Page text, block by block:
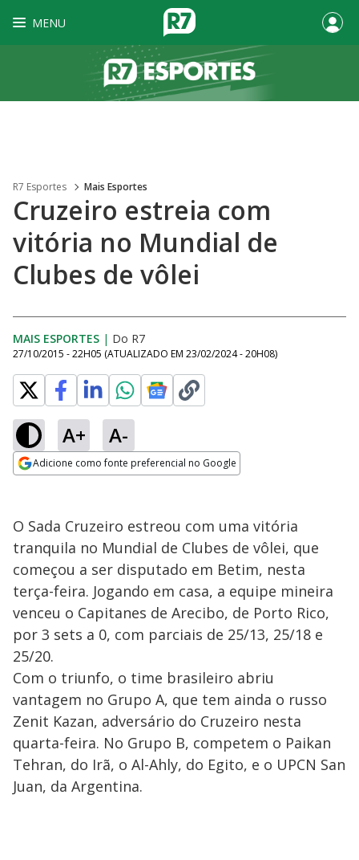
MENU
R7 Esportes Mais Esportes
Cruzeiro estreia com
vitória no Mundial de
Clubes de vôlei
MAIS ESPORTES | Do R7
27/10/2015 - 22H05 (ATUALIZADO EM 23/02/2024 - 20H08)
A+ A-
Adicione como fonte preferencial no Google
O Sada Cruzeiro estreou com uma vitória
tranquila no Mundial de Clubes de vôlei, que
começou a ser disputado em Betim, nesta
terça-feira. Jogando em casa, a equipe mineira
venceu o Capitanes de Arecibo, de Porto Rico,
por 3 sets a 0, com parciais de 25/13, 25/18 e
25/20.
Com o triunfo, o time brasileiro abriu
vantagem no Grupo A, que tem ainda o russo
Zenit Kazan, adversário do Cruzeiro nesta
quarta-feira. No Grupo B, competem o Paikan
Tehran, do Irã, o Al-Ahly, do Egito, e o UPCN San
Juan, da Argentina.